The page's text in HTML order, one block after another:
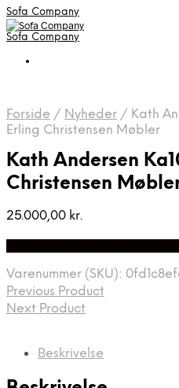
Sofa Company
Sofa Company
Forside / Nyheder / Kath
Erling Christensen Møbler
Kath Andersen
Christensen
25.000,00 kr.
Varenummer (SKU):
Previous Product
Next Product
Beskrivelse